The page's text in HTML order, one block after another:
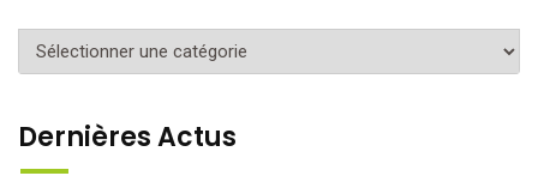
Catégories
Dernières Actus